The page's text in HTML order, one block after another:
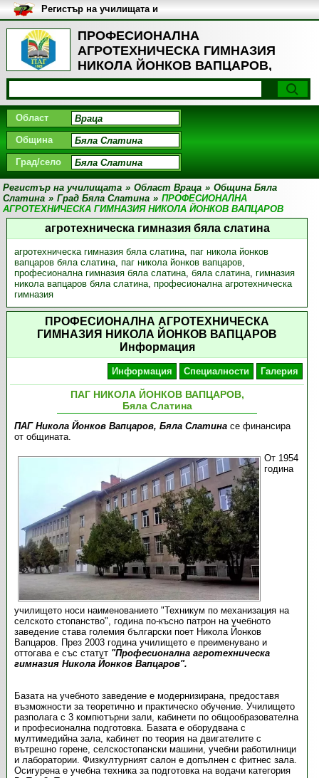
ПРОФЕСИОНАЛНА
АГРОТЕХНИЧЕСКА ГИМНАЗИЯ
НИКОЛА ЙОНКОВ ВАПЦАРОВ,
Град Бяла Слатина
Регистър на училищата и
университетите в България
Област
Община
Град/село
Регистър на училищата » Област Враца » Община Бяла
Слатина » Град Бяла Слатина » ПРОФЕСИОНАЛНА
АГРОТЕХНИЧЕСКА ГИМНАЗИЯ НИКОЛА ЙОНКОВ ВАПЦАРОВ
агротехническа гимназия бяла слатина
агротехническа гимназия бяла слатина, паг никола йонков
вапцаров бяла слатина, паг никола йонков вапцаров,
професионална гимназия бяла слатина, бяла слатина, гимназия
никола вапцаров бяла слатина, професионална агротехническа
гимназия
ПРОФЕСИОНАЛНА АГРОТЕХНИЧЕСКА
ГИМНАЗИЯ НИКОЛА ЙОНКОВ ВАПЦАРОВ
Информация
Информация Специалности Галерия
ПАГ НИКОЛА ЙОНКОВ ВАПЦАРОВ,
Бяла Слатина
ПАГ Никола Йонков Вапцаров, Бяла Слатинасе финансира
от общината.
От 1954
година
училището носи наименованието "Техникум по механизация на
селското стопанство", година по-късно патрон на учебното
заведение става големия български поет Никола Йонков
Вапцаров. През 2003 година училището е преименувано и
оттогава е със статут "Професионална агротехническа
гимназия Никола Йонков Вапцаров".
Базата на учебното заведение е модернизирана, предоставя
възможности за теоретично и практическо обучение. Училището
разполага с 3 компютърни зали, кабинети по общообразователна
и професионална подготовка. Базата е оборудвана с
мултимедийна зала, кабинет по теория на двигателите с
вътрешно горене, селскостопански машини, учебни работилници
и лаборатории. Физкултурният салон е допълнен с фитнес зала.
Осигурена е учебна техника за подготовка на водачи категория